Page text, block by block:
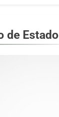
de Estado